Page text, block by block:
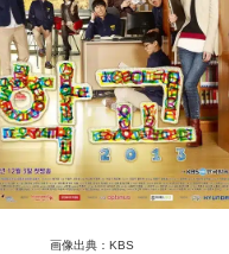
画像出典：KBS